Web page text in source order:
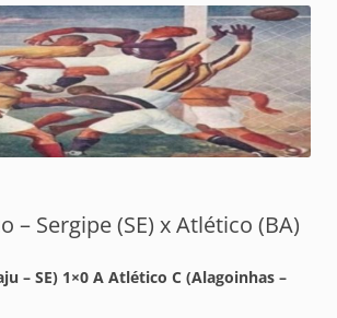
– Sergipe (SE) x Atlético (BA)
– SE) 1×0 A Atlético C (Alagoinhas –